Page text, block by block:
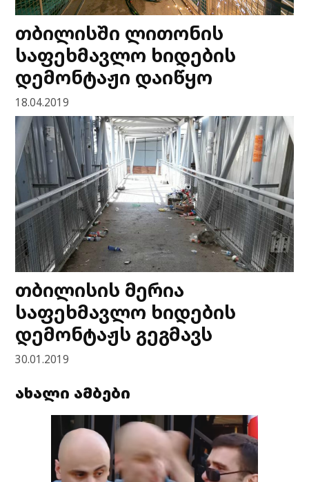
თბილისში ლითონის
საფეხმავლო ხიდების
დემონტაჟი დაიწყო
18.04.2019
თბილისის მერია
საფეხმავლო ხიდების
დემონტაჟს გეგმავს
30.01.2019
ახალი ამბები